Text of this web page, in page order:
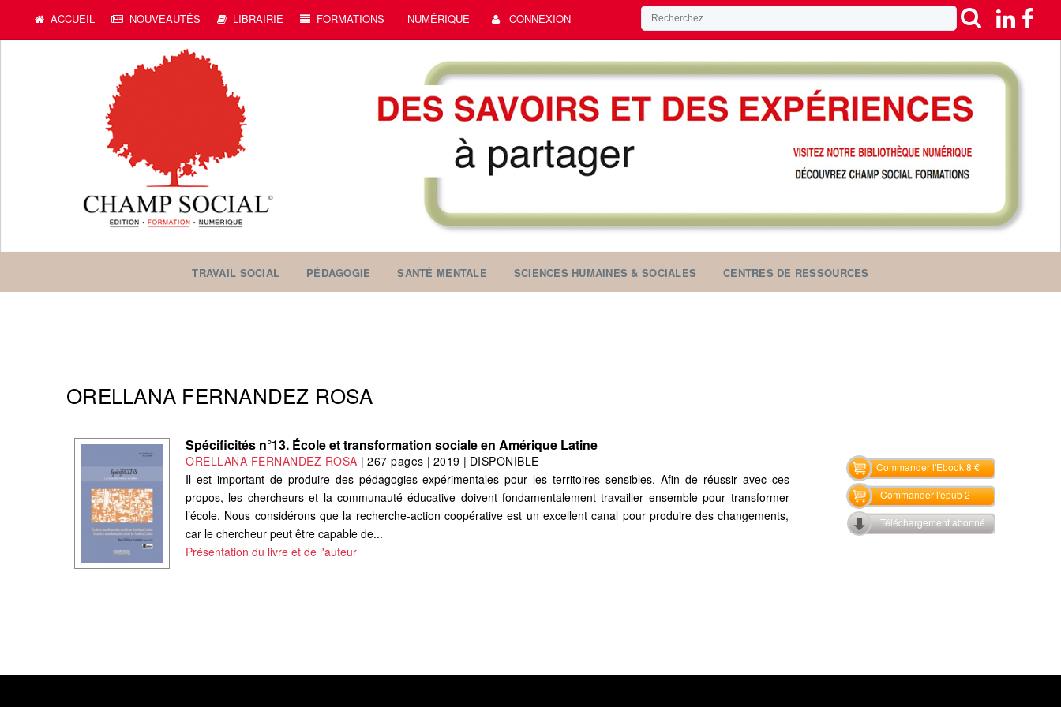
ACCUEIL NOUVEAUTÉS LIBRAIRIE FORMATIONS NUMÉRIQUE CONNEXION
TRAVAIL SOCIAL PÉDAGOGIE SANTÉ MENTALE SCIENCES HUMAINES & SOCIALES CENTRES DE RESSOURCES
ORELLANA FERNANDEZ ROSA
Spécificités n°13. École et transformation sociale en Amérique Latine
ORELLANA FERNANDEZ ROSA |267 pages | 2019 | DISPONIBLE
Il est important de produire des pédagogies expérimentales pour les territoires sensibles. Afin de réussir avec ces
propos, les chercheurs et la communauté éducative doivent fondamentalement travailler ensemble pour transformer
l’école. Nous considérons que la recherche-action coopérative est un excellent canal pour produire des changements,
car le chercheur peut être capable de...
Présentation du livre et de l'auteur
Commander l'Ebook 8 €
Commander l'epub 2
Téléchargement abonné